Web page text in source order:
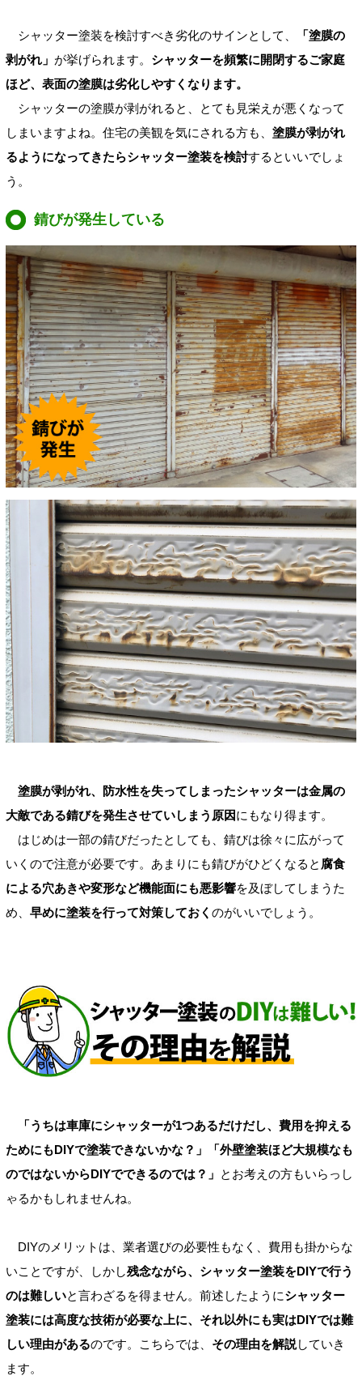
シャッター塗装を検討すべき劣化のサインとして、
「塗膜の
剥がれ」 が挙げられます。 シャッターを頻繁に開閉するご家庭
ほど、表面の塗膜は劣化しやすくなります。
シャッターの塗膜が剥がれると、とても見栄えが悪くなって
しまいますよね。住宅の美観を気にされる方も、 塗膜が剥がれ
るようになってきたらシャッター塗装を検討するといいでしょ
う。
錆びが発生している
塗膜が剥がれ、防水性を失ってしまったシャッターは金属の
大敵である錆びを発生させていしまう原因にもなり得ます。
はじめは一部の錆びだったとしても、錆びは徐々に広がって
いくので注意が必要です。あまりにも錆びがひどくなると 腐食
による穴あきや変形など機能面にも悪影響を及ぼしてしまうた
め、 早めに塗装を行って対策しておく のがいいでしょう。
「うちは車庫にシャッターが1つあるだけだし、費用を抑える
ためにもDIYで塗装できないかな？」「外壁塗装ほど大規模なも
のではないからDIYでできるのでは？」 とお考えの方もいらっし
ゃるかもしれませんね。
DIYのメリットは、業者選びの必要性もなく、費用も掛からな
いことですが、しかし残念ながら、シャッター塗装をDIYで行う
のは難しいと言わざるを得ません。前述したようにシャッター
塗装には高度な技術が必要な上に、それ以外にも実はDIYでは難
しい理由があるのです。こちらでは、 その理由を解説していき
ます。